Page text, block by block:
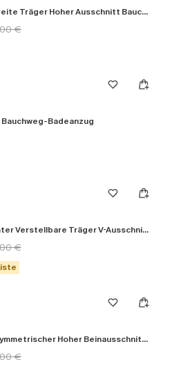
Kellygrüner Breite Träger Hoher Ausschnitt Bauchweg-Badeanzug
€
Badeanzug
Braun Geblümter Verstellbare Träger V-Ausschnitt Badeanzug
€
Schwarzer Asymmetrischer Hoher Beinausschnitt Monokini-Badeanzug
€